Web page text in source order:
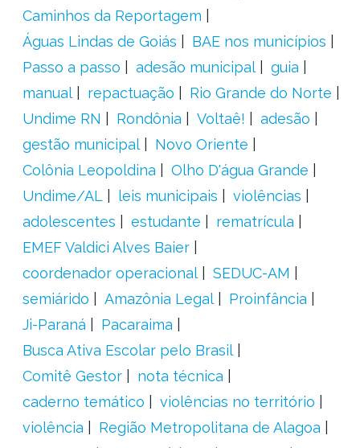
Caminhos da Reportagem
Águas Lindas de Goiás
BAE nos municípios
Passo a passo
adesão municipal
guia
manual
repactuação
Rio Grande do Norte
Undime RN
Rondônia Voltaê!
adesão
gestão municipal
Novo Oriente
Colônia Leopoldina
Olho D'água Grande
Undime/AL
leis municipais
violências
adolescentes
estudante
rematrícula
EMEF Valdici Alves Baier
coordenador operacional
SEDUC-AM
semiárido
Amazônia Legal
Proinfância
Ji-Paraná
Pacaraima
Busca Ativa Escolar pelo Brasil
Comitê Gestor
nota técnica
caderno temático
violências no território
violência
Região Metropolitana de Alagoa